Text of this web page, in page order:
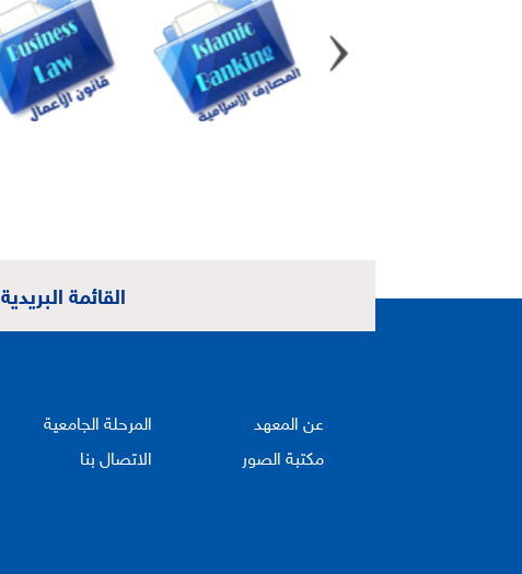
القائمة البريدية
عن المعهد المرحلة الجامعية
مكتبة الصور
الاتصال بنا